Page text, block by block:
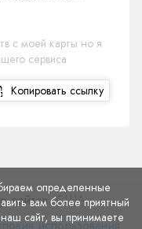
с моей карты но я
сервиса
Копировать ссылку
сайтов.США.
использования
определенные
вам более приятный
сайт, вы принимаете